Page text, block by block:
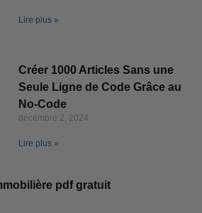
Lire plus »
Créer 1000 Articles Sans une
Seule Ligne de Code Grâce au
No-Code
décembre 2, 2024
Lire plus »
pdf gratuit